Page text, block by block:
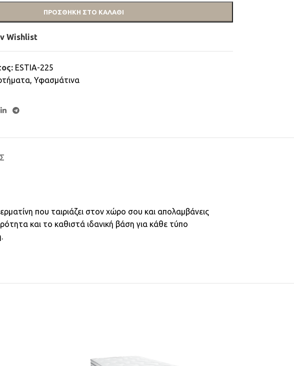
ΠΡΟΣΘΉΚΗ ΣΤΟ ΚΑΛΆΘΙ
Wishlist
ESTIA-225
, Υφασμάτινα
που ταιριάζει στον χώρο σου και απολαμβάνεις
και το καθιστά ιδανική βάση για κάθε τύπο